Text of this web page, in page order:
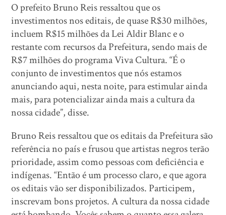
O prefeito Bruno Reis ressaltou que os
investimentos nos editais, de quase R$30 milhões,
incluem R$15 milhões da Lei Aldir Blanc e o
restante com recursos da Prefeitura, sendo mais de
R$7 milhões do programa Viva Cultura. “É o
conjunto de investimentos que nós estamos
anunciando aqui, nesta noite, para estimular ainda
mais, para potencializar ainda mais a cultura da
nossa cidade”, disse.
Bruno Reis ressaltou que os editais da Prefeitura são
referência no país e frusou que artistas negros terão
prioridade, assim como pessoas com deficiência e
indígenas. “Então é um processo claro, e que agora
os editais vão ser disponibilizados. Participem,
inscrevam bons projetos. A cultura da nossa cidade